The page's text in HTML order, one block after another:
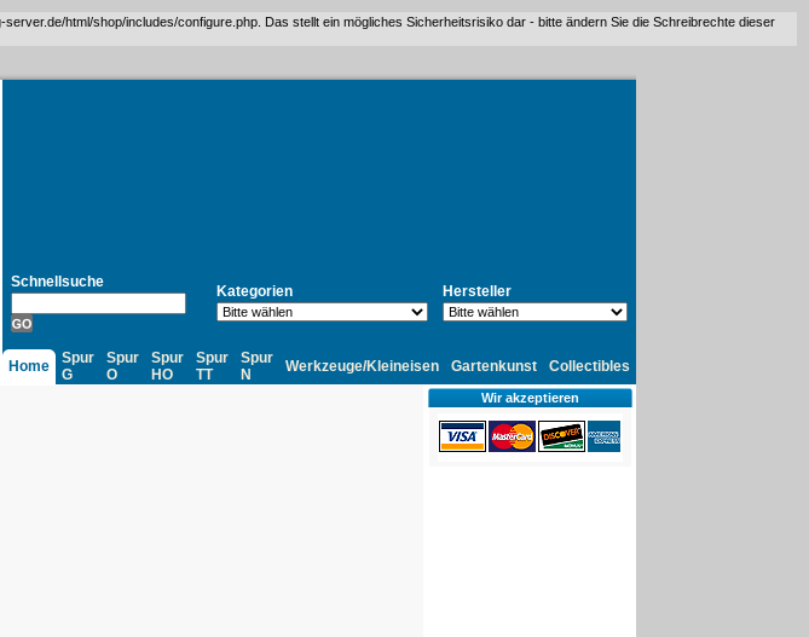
html/shop/includes/configure.php. Das stellt ein mögliches Sicherheitsrisiko dar - bitte ändern Sie die Schreibrechte dieser
Schnellsuche
Kategorien Hersteller
Home
Spur
G
Spur
O
Spur
HO
Spur
TT
Spur
N
Werkzeuge/Kleineisen Gartenkunst Collectibles
Wir akzeptieren